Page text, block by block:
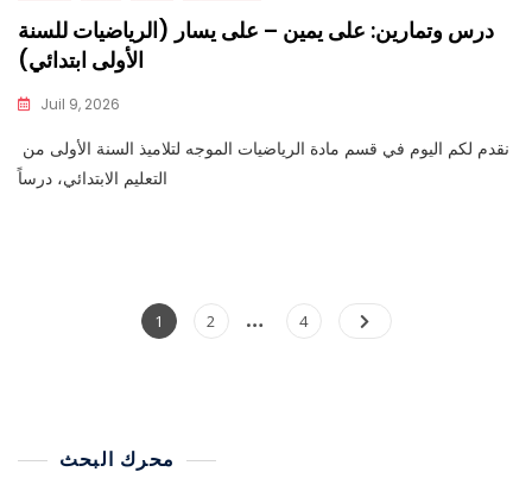
درس وتمارين: على يمين – على يسار (الرياضيات للسنة
الأولى ابتدائي)
Juil 9, 2026
التعليم الابتدائي، درساً
1 2 … 4
محرك البحث